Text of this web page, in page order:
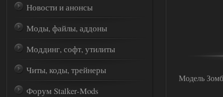
Модель
Новости и анонсы
Моды, файлы, аддоны
Моддинг, софт, утилиты
Читы, коды, трейнеры
Форум Stalker-Mods